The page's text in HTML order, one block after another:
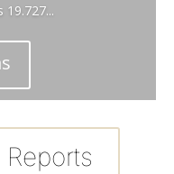
19.727...